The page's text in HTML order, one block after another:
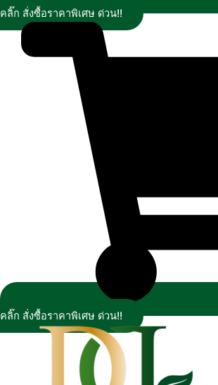
คลิ๊ก สั่งซื้อราคาพิเศษ ด่วน!!
คลิ๊ก สั่งซื้อราคาพิเศษ ด่วน!!